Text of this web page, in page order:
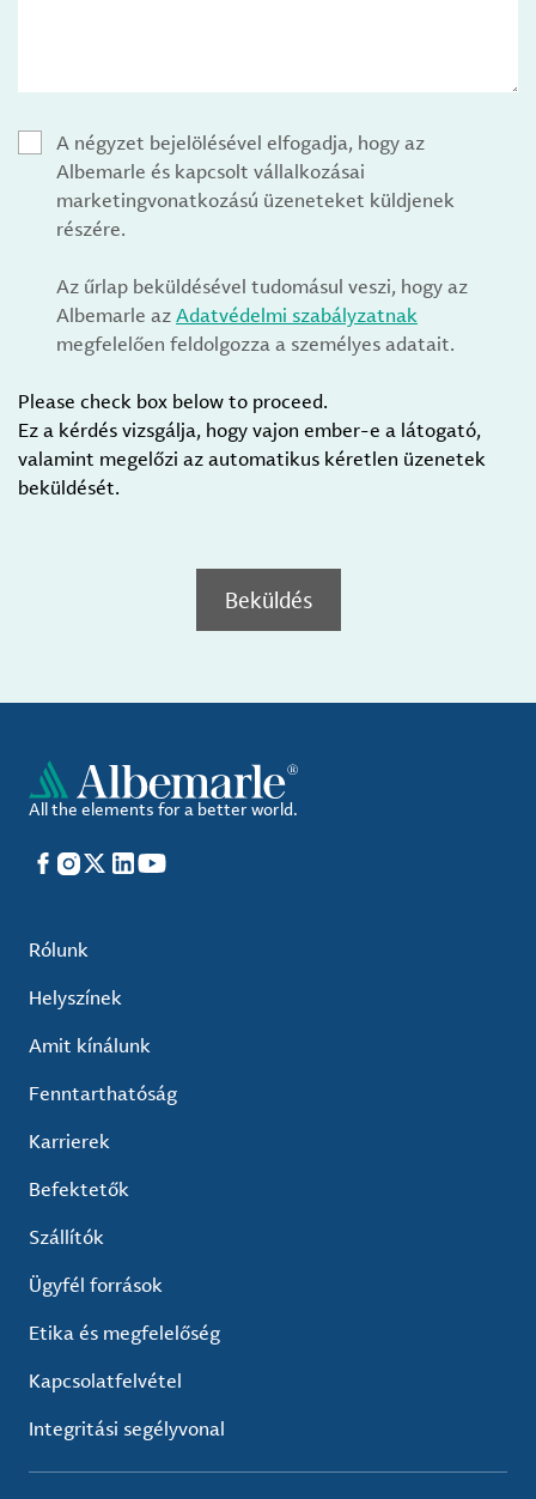
A négyzet bejelölésével elfogadja, hogy az
Albemarle és kapcsolt vállalkozásai
marketingvonatkozású üzeneteket küldjenek
részére.
Az űrlap beküldésével tudomásul veszi, hogy az
Albemarle azAdatvédelmi szabályzatnak
megfelelően feldolgozza a személyes adatait.
Please check box below to proceed.
Ez a kérdés vizsgálja, hogy vajon ember-e a látogató,
valamint megelőzi az automatikus kéretlen üzenetek
beküldését.
Beküldés
All the elements for a better world.
Facebook
Instagram
X LinkedIn
YouTube
Rólunk
Helyszínek
Amit kínálunk
Fenntarthatóság
Karrierek
Befektetők
Szállítók
Ügyfél források
Etika és megfelelőség
Kapcsolatfelvétel
Integritási segélyvonal